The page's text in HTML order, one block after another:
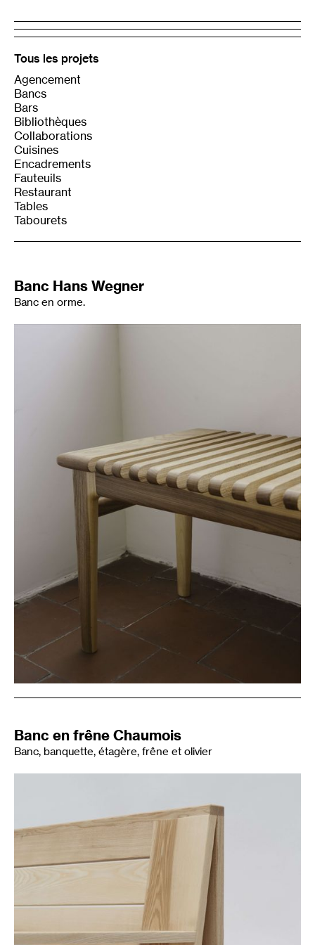
Tous les projets
Agencement
Bancs
Bars
Bibliothèques
Collaborations
Cuisines
Encadrements
Fauteuils
Restaurant
Tables
Tabourets
Banc Hans Wegner
Banc en orme.
Banc en frêne Chaumois
Banc, banquette, étagère, frêne et olivier